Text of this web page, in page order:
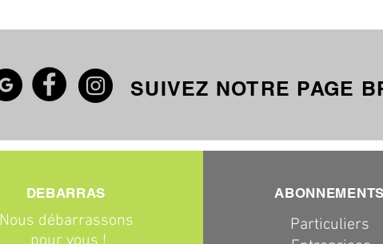
SUIVEZ NOTRE PAGE
DEBARRAS
Nous débarrassons
ABONNEMENTS
Particuliers